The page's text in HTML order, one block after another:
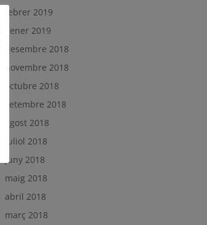
febrer 2019
gener 2019
desembre 2018
novembre 2018
octubre 2018
setembre 2018
agost 2018
juliol 2018
juny 2018
maig 2018
abril 2018
març 2018